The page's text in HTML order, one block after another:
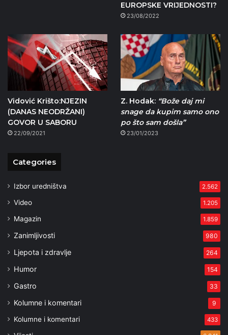
EUROPSKE VRIJEDNOSTI?
23/08/2022
Vidović Krišto:NJEZIN
(DANAS NEODRŽANI)
GOVOR U SABORU
22/09/2021
Z. Hodak: “Bože daj mi
snage da kupim samo ono
po što sam došla”
23/01/2023
Categories
Izbor uredništva 2.562
Video 1.205
Magazin 1.859
Zanimljivosti 980
Ljepota i zdravlje 264
Humor 154
Gastro 33
Kolumne i komentari 9
Kolumne i komentari 433